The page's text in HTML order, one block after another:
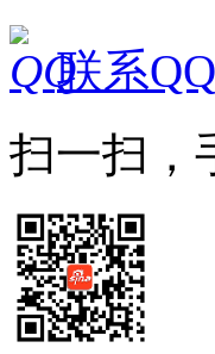
联系QQ
扫一扫，